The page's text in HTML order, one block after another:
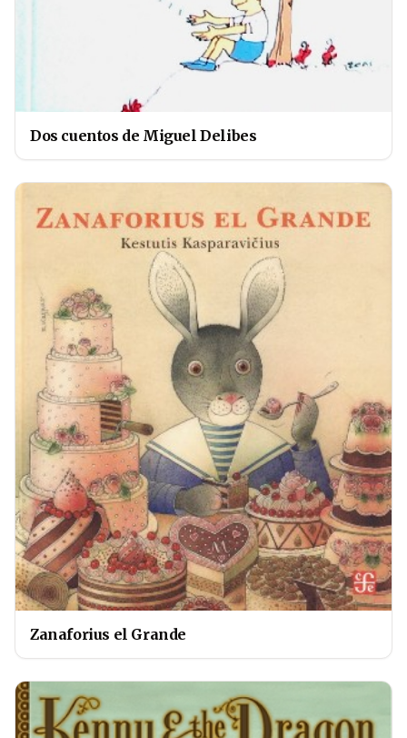
Dos cuentos de Miguel Delibes
Zanaforius el Grande